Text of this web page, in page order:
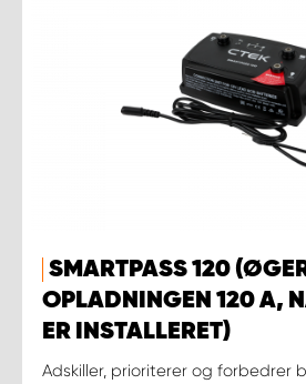
SMARTPASS 120
OPLADNINGEN 120 A,
ER INSTALLERET)
Adskiller, prioriterer og forbedrer